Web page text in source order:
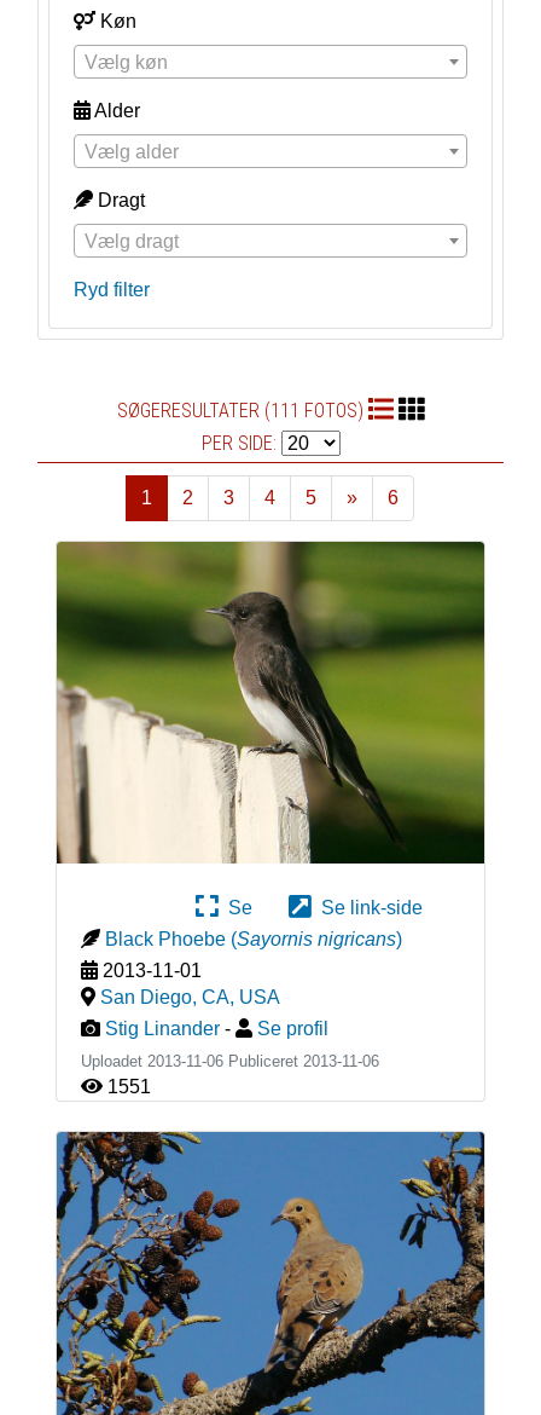
Køn
Vælg køn
Alder
Vælg alder
Dragt
Vælg dragt
Ryd filter
SØGERESULTATER (111 FOTOS)
PER SIDE:
1 2 3 4 5
»
Næste
6
Se
Se link-side
Black Phoebe (Sayornis nigricans)
2013-11-01
San Diego, CA, USA
Stig Linander - Se profil
Uploadet 2013-11-06 Publiceret 2013-11-06
1551